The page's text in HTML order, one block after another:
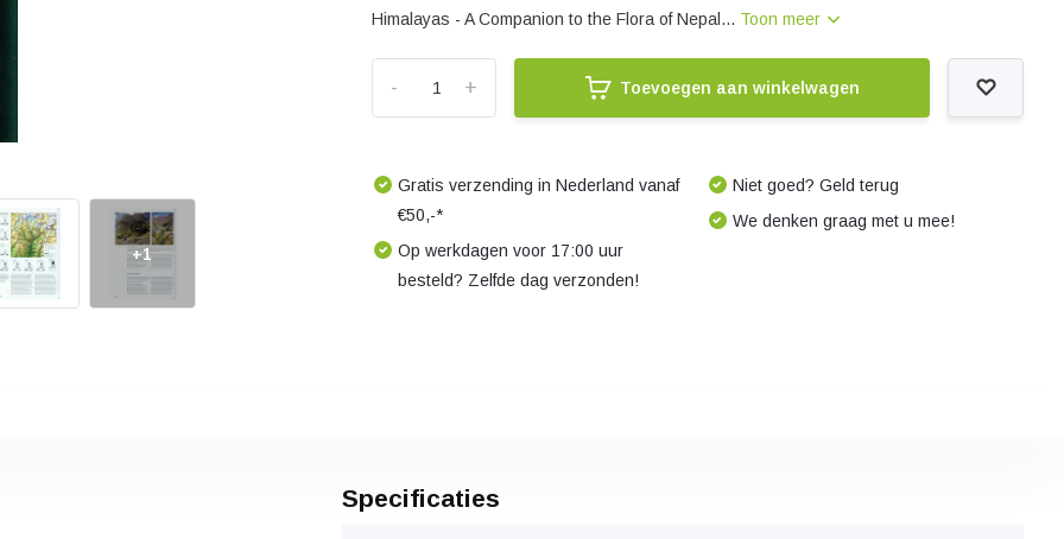
+1
Himalayas - A Companion to the Flora of Nepal... Toon meer
+
- Toevoegen aan winkelwagen
Gratis verzending in Nederland vanaf
€50,-*
Op werkdagen voor 17:00 uur
besteld? Zelfde dag verzonden!
Niet goed? Geld terug
We denken graag met u mee!
Specificaties